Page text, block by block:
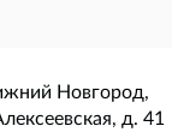
Новгород,
д. 41